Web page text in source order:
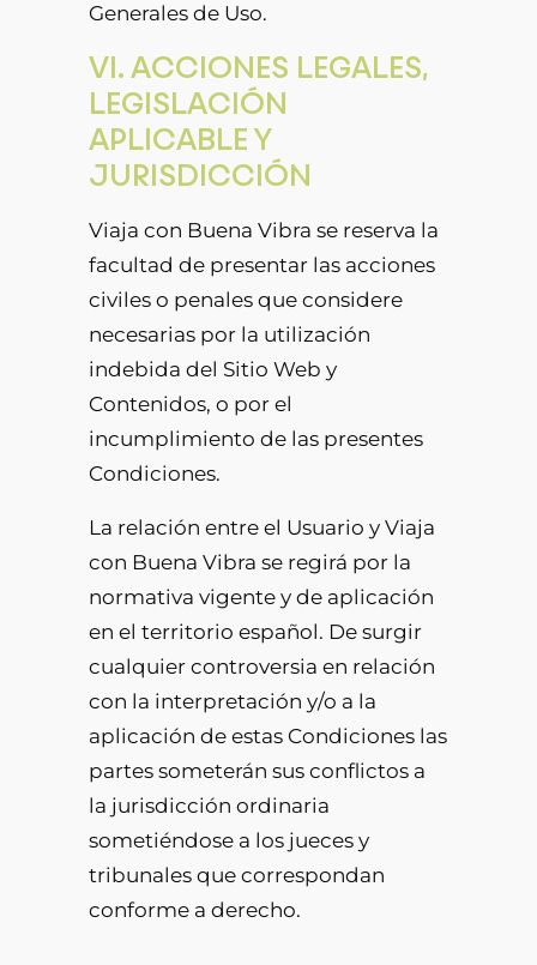
Generales de Uso.
VI. ACCIONES LEGALES,
LEGISLACIÓN
APLICABLE Y
JURISDICCIÓN
Viaja con Buena Vibra se reserva la
facultad de presentar las acciones
civiles o penales que considere
necesarias por la utilización
indebida del Sitio Web y
Contenidos, o por el
incumplimiento de las presentes
Condiciones.
La relación entre el Usuario y Viaja
con Buena Vibra se regirá por la
normativa vigente y de aplicación
en el territorio español. De surgir
cualquier controversia en relación
con la interpretación y/o a la
aplicación de estas Condiciones las
partes someterán sus conflictos a
la jurisdicción ordinaria
sometiéndose a los jueces y
tribunales que correspondan
conforme a derecho.